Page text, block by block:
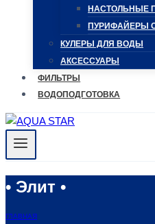
НАСТОЛЬНЫЕ
ПУРИФАЙЕРЫ
КУЛЕРЫ ДЛЯ ВОДЫ
АКСЕССУАРЫ
ФИЛЬТРЫ
ВОДОПОДГОТОВКА
• Элит •
ГЛАВНАЯ